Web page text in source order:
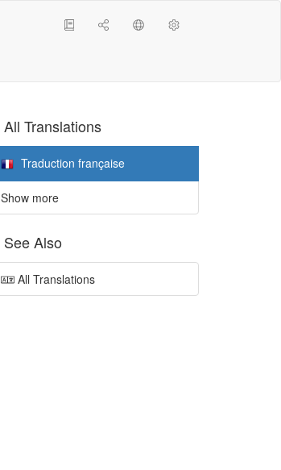
All Translations
Traduction française
Show more
See Also
All Translations